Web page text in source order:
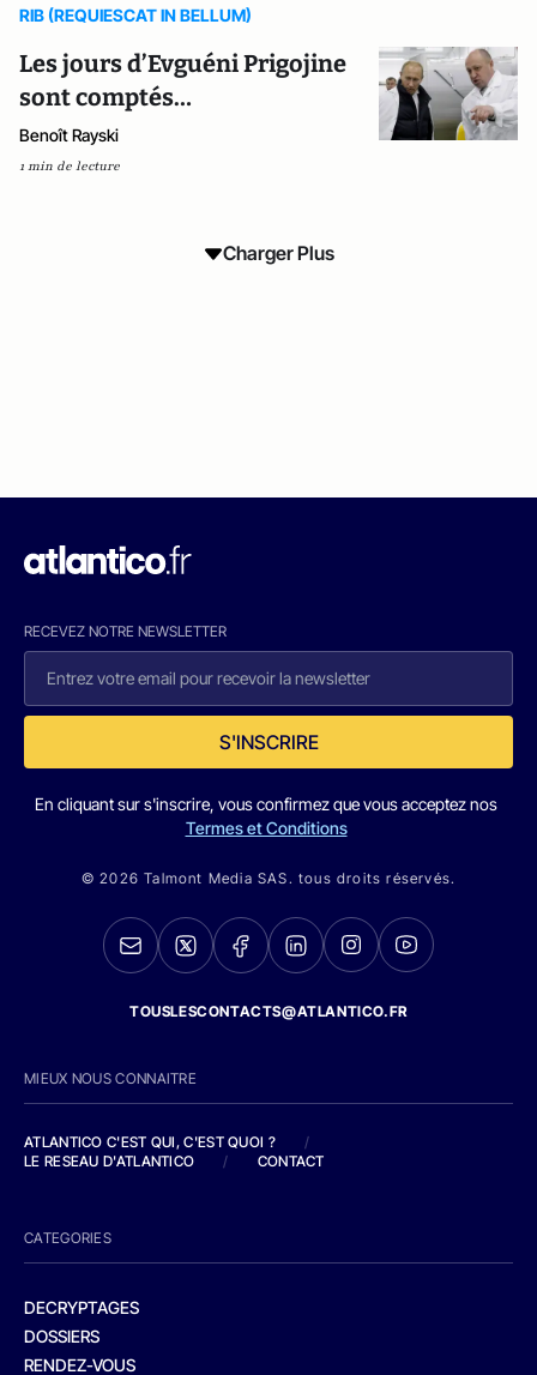
RIB (REQUIESCAT IN BELLUM)
Les jours d’Evguéni Prigojine
sont comptés…
Benoît Rayski
1 min de lecture
Charger Plus
RECEVEZ NOTRE NEWSLETTER
S'INSCRIRE
En cliquant sur s'inscrire, vous confirmez que vous acceptez nos
Termes et Conditions
© 2026 Talmont Media SAS. tous droits réservés.
TOUSLESCONTACTS@ATLANTICO.FR
MIEUX NOUS CONNAITRE
ATLANTICO C'EST QUI, C'EST QUOI ?
/
LE RESEAU D'ATLANTICO
/ CONTACT
CATEGORIES
DECRYPTAGES
DOSSIERS
RENDEZ-VOUS